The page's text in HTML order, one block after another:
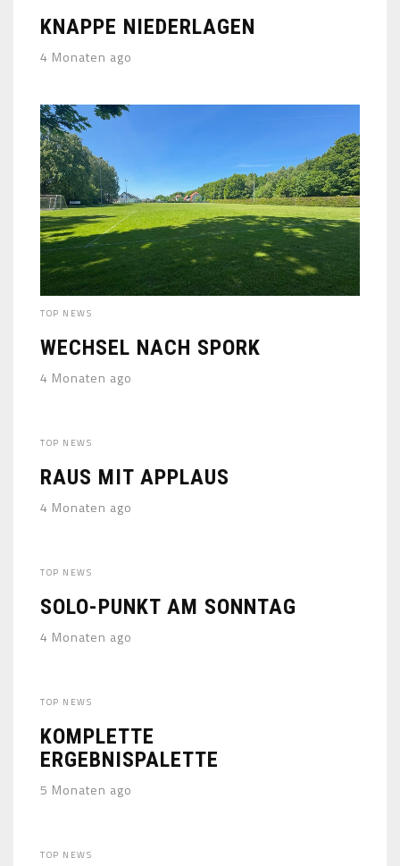
KNAPPE NIEDERLAGEN
4 Monaten ago
TOP NEWS
WECHSEL NACH SPORK
4 Monaten ago
TOP NEWS
RAUS MIT APPLAUS
4 Monaten ago
TOP NEWS
SOLO-PUNKT AM SONNTAG
4 Monaten ago
TOP NEWS
KOMPLETTE
ERGEBNISPALETTE
5 Monaten ago
TOP NEWS